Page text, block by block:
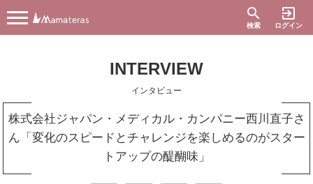
search
検索
exit_to_app
ログイン
INTERVIEW
インタビュー
株式会社ジャパン・メディカル・カンパニー西川直子さ
ん「変化のスピードとチャレンジを楽しめるのがスター
トアップの醍醐味」